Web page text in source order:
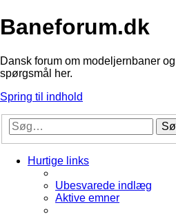
Baneforum.dk
Dansk forum om modeljernbaner
spørgsmål her.
Spring til indhold
Hurtige links
Ubesvarede indlæg
Aktive emner